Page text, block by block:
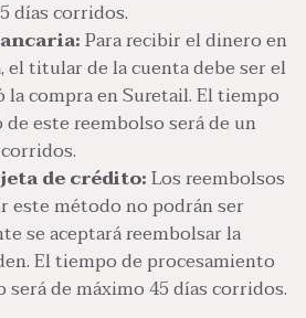
días corridos.
Para recibir el dinero en
el titular de la cuenta debe ser el
la compra en Suretail. El tiempo
este reembolso será de un
de crédito:Los reembolsos
este método no podrán ser
se aceptará reembolsar la
El tiempo de procesamiento
será de máximo 45 días corridos.